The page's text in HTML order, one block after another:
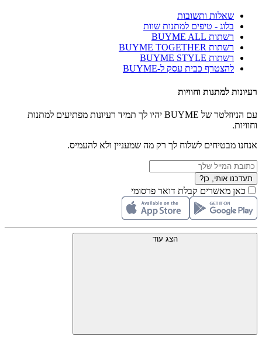
שאלות ותשובות
בלוג - טיפים למתנות שוות
רשתות BUYME ALL
רשתות BUYME TOGETHER
רשתות BUYME STYLE
להצטרף כבית עסק ל-BUYME
רעיונות למתנות וחוויות
עם הניוזלטר של BUYME יהיו לך תמיד רעיונות מפתיעים למתנות
וחוויות.
אנחנו מבטיחים לשלוח לך רק מה שמעניין ולא להעמיס.
תעדכנו אותי, כן?
כאן מאשרים קבלת דואר פרסומי
הצג עוד